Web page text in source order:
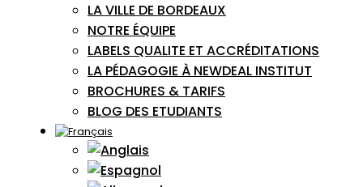
LA VILLE DE BORDEAUX
NOTRE ÉQUIPE
LABELS QUALITE ET ACCRÉDITATIONS
LA PÉDAGOGIE À NEWDEAL INSTITUT
BROCHURES & TARIFS
BLOG DES ETUDIANTS